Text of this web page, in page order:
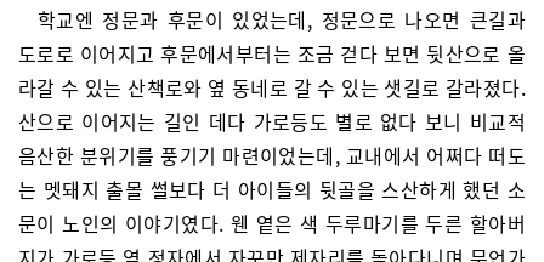
학교엔 정문과 후문이 있었는데, 정문으로 나오면 큰길과
도로로 이어지고 후문에서부터는 조금 걷다 보면 뒷산으로 올
라갈 수 있는 산책로와 옆 동네로 갈 수 있는 샛길로 갈라졌다.
산으로 이어지는 길인 데다 가로등도 별로 없다 보니 비교적
음산한 분위기를 풍기기 마련이었는데, 교내에서 어쩌다 떠도
는 멧돼지 출몰 썰보다 더 아이들의 뒷골을 스산하게 했던 소
문이 노인의 이야기였다. 웬 옅은 색 두루마기를 두른 할아버